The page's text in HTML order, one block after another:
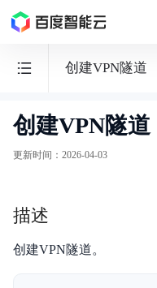
创建VPN隧道
私
有
VPC
创建VPN隧道
更新时间 ： 2026-04-03
描述
创建VPN隧道。